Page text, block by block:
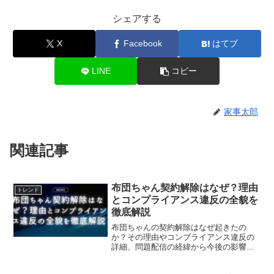
シェアする
X Facebook はてブ
LINE コピー
家事太郎
関連記事
トレンド
布団ちゃん契約解除はなぜ？理由
とコンプライアンス違反の全貌を
徹底解説
布団ちゃんの契約解除はなぜ起きたの
か？その理由やコンプライアンス違反の
詳細、問題配信の経緯から今後の影響ま